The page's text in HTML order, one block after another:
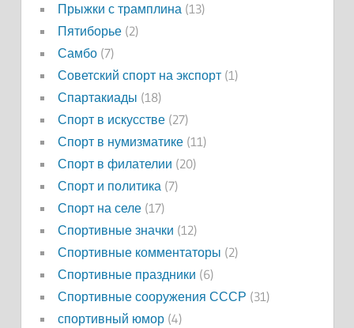
Прыжки с трамплина(13)
Пятиборье(2)
Самбо(7)
Советский спорт на экспорт(1)
Спартакиады (18)
Спорт в искусстве(27)
Спорт в нумизматике(11)
Спорт в филателии (20)
Спорт и политика(7)
Спорт на селе(17)
Спортивные значки (12)
Спортивные комментаторы (2)
Спортивные праздники (6)
Спортивные сооружения СССР (31)
спортивный юмор(4)